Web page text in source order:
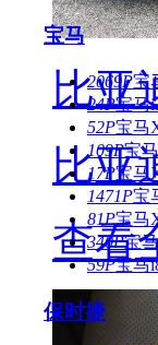
宝马
2069P宝
24P宝马
52P宝马
109P宝
17P宝马
1471P宝
81P宝马
340P宝
59P宝马
保时捷
比亚
比亚
查看